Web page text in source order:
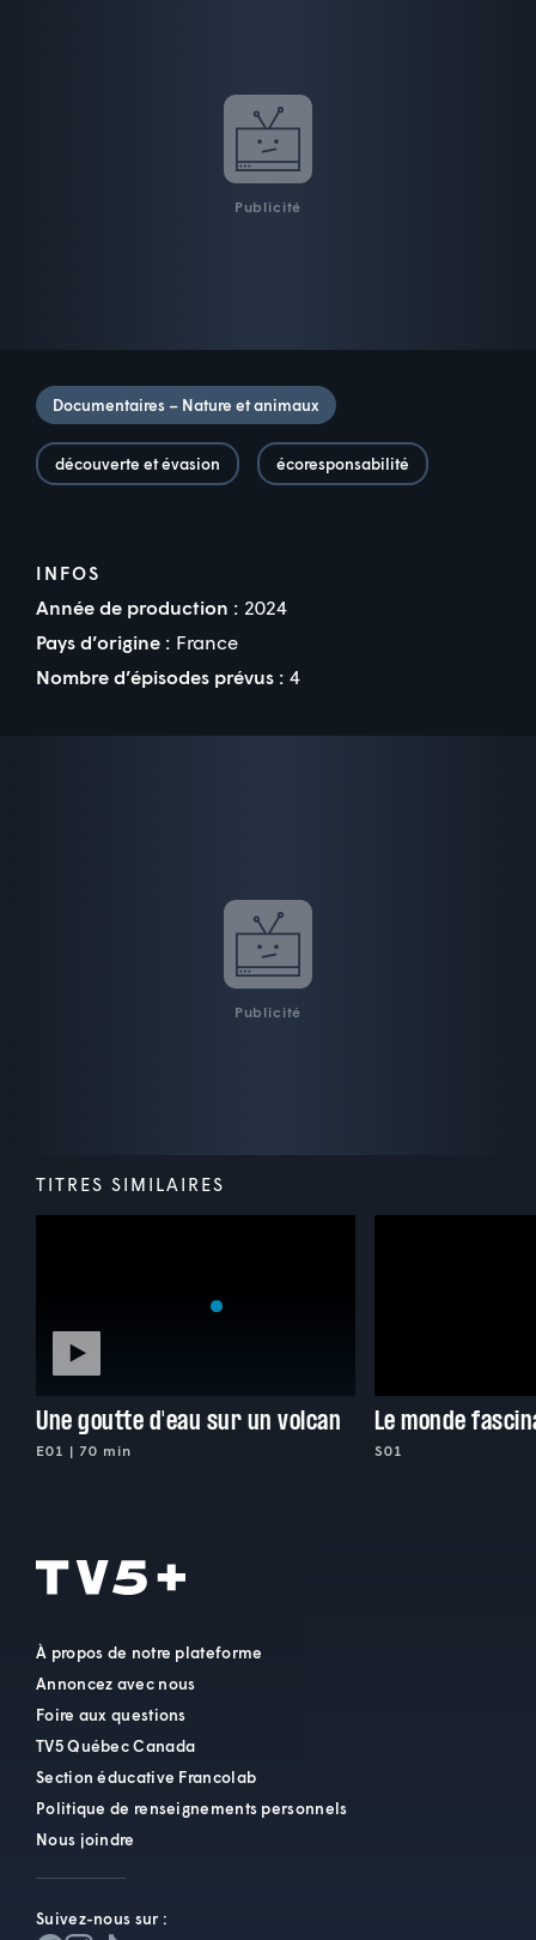
Publicité
Documentaires – Nature et animaux
découverte et évasion écoresponsabilité
INFOS
Année de production : 2024
Pays d’origine : France
Nombre d’épisodes prévus : 4
Publicité
TITRES SIMILAIRES
Une goutte d'eau sur un volcan
E01 | 70 min
Le monde
S01
À propos de notre plateforme
Annoncez avec nous
Foire aux questions
TV5 Québec Canada
Section éducative Francolab
Politique de renseignements personnels
Nous joindre
Suivez-nous sur :